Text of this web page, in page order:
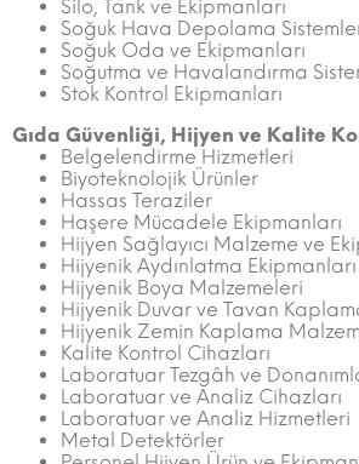
Silo, Tank ve Ekipmanları
Soğuk Hava Depolama
Soğuk Oda ve Ekipmanları
Soğutma ve Havalandırma
Stok Kontrol Ekipmanları
Gıda Güvenliği, Hijyen ve Kalite
Belgelendirme Hizmetleri
Biyoteknolojik Ürünler
Hassas Teraziler
Haşere Mücadele Ekipmanları
Hijyen Sağlayıcı Malzeme ve
Hijyenik Aydınlatma Ekipmanları
Hijyenik Boya Malzemeleri
Hijyenik Duvar ve Tavan
Hijyenik Zemin Kaplama
Kalite Kontrol Cihazları
Laboratuar Tezgâh ve
Laboratuar ve Analiz Cihazları
Laboratuar ve Analiz Hizmetleri
Metal Detektörler